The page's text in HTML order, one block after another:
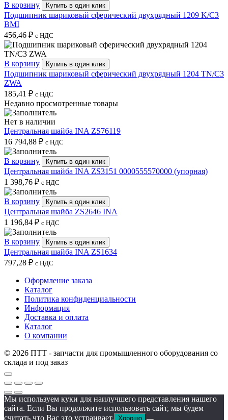
В корзину Купить в один клик
Подшипник шариковый сферический двухрядный 1209 K/C3
BMI
456,46 ₽ с НДС
В корзину Купить в один клик
Подшипник шариковый сферический двухрядный 1204 TN/C3
ZWA
185,41 ₽ с НДС
Недавно просмотренные товары
Нет в наличии
Центральная шайба INA ZS76119
16 794,88 ₽ с НДС
В корзину Купить в один клик
Центральная шайба INA ZS3151 0000555570000 (упорная)
1 398,76 ₽ с НДС
В корзину Купить в один клик
Центральная шайба ZS2646 INA
1 196,84 ₽ с НДС
В корзину Купить в один клик
Центральная шайба INA ZS1634
797,28 ₽ с НДС
Оформление заказа
Каталог
Политика конфиденциальности
Информация
Доставка и оплата
Каталог
О компании
© 2026 ПТТ - запчасти для промышленного оборудования со
склада и под заказ
Мы используем куки для наилучшего представления нашего
сайта. Если Вы продолжите использовать сайт, мы будем
считать что Вас это устраивает. Хорошо